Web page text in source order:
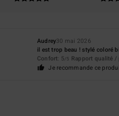
Audrey30 mai 2026
il est trop beau ! stylé coloré
Confort: 5/5 Rapport qualité /
Je recommande ce